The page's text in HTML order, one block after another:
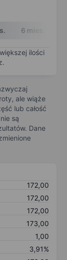
6 mies.
ilości
ale wiąże
lub całość
są
Dane
172,00
172,00
172,00
173,00
1,00
3,91%